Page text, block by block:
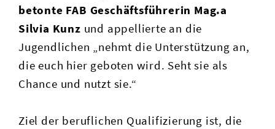
betonte FAB Geschäftsführerin Mag.a
Silvia Kunz und appellierte an die
Jugendlichen „nehmt die Unterstützung an,
die euch hier geboten wird. Seht sie als
Chance und nutzt sie.“
Ziel der beruflichen Qualifizierung ist, die